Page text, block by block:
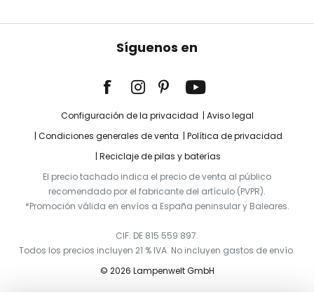
Síguenos en
Configuración de la privacidad
Aviso legal
Condiciones generales de venta
Política de privacidad
Reciclaje de pilas y baterías
El precio tachado indica el precio de venta al público
recomendado por el fabricante del artículo (PVPR).
*Promoción válida en envíos a España peninsular y Baleares.
CIF: DE 815 559 897.
Todos los precios incluyen 21 % IVA. No incluyen gastos de envío.
© 2026 Lampenwelt GmbH